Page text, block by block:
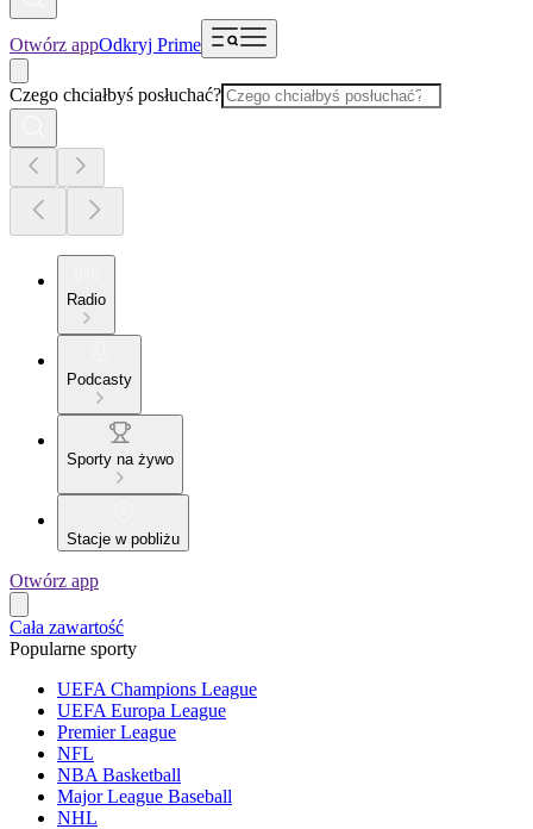
Otwórz appOdkryj Prime
Czego chciałbyś posłuchać?
Radio
Podcasty
Sporty na żywo
Stacje w pobliżu
Otwórz app
Cała zawartość
Popularne sporty
UEFA Champions League
UEFA Europa League
Premier League
NFL
NBA Basketball
Major League Baseball
NHL